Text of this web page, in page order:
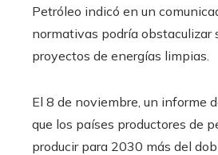
Petróleo indicó en un
normativas podría obstaculizar
proyectos de energías limpias.
El 8 de noviembre, un informe
que los países productores de
producir para 2030 más del